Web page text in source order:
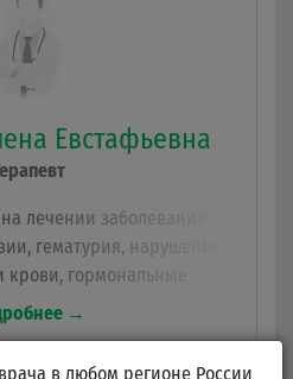
Евстафьевна
лечении заболеваний:
гематурия, нарушение
гормональные
вес, ишемический
любого генеза, чесотка.
→
в любом регионе России